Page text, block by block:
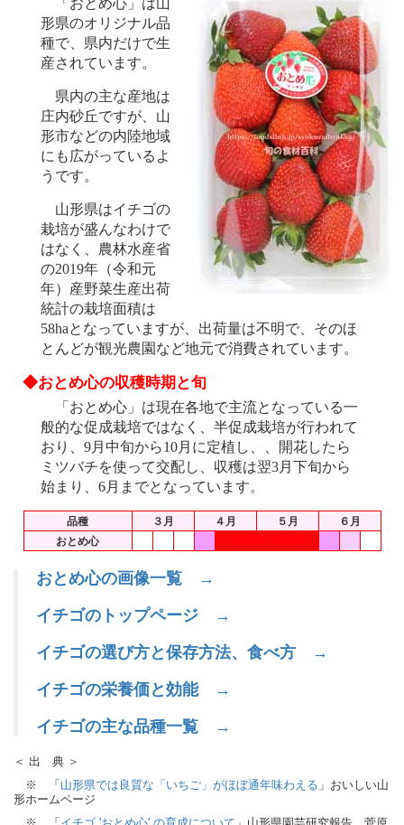
「おとめ心」は山
形県のオリジナル品
種で、県内だけで生
産されています。
県内の主な産地は
庄内砂丘ですが、山
形市などの内陸地域
にも広がっているよ
うです。
山形県はイチゴの
栽培が盛んなわけで
はなく、農林水産省
の2019年（令和元
年）産野菜生産出荷
統計の栽培面積は
58haとなっていますが、出荷量は不明で、そのほ
とんどが観光農園など地元で消費されています。
◆おとめ心の収穫時期と旬
「おとめ心」は現在各地で主流となっている一
般的な促成栽培ではなく、半促成栽培が行われて
おり、9月中旬から10月に定植し、、開花したら
ミツバチを使って交配し、収穫は翌3月下旬から
始まり、6月までとなっています。
品種 ３月 ４月 ５月
６月
おとめ心
おとめ心の画像一覧 →
イチゴのトップページ →
イチゴの選び方と保存方法、食べ方 →
イチゴの栄養価と効能 →
イチゴの主な品種一覧 →
＜ 出 典 ＞
※ 「 山形県では良質な「いちご」がほぼ通年味わえる 」おいしい山
形ホームページ